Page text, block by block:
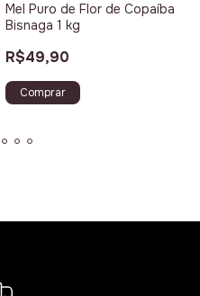
Mel Puro de Flor de Copaíba
Bisnaga 1 kg
R$49,90